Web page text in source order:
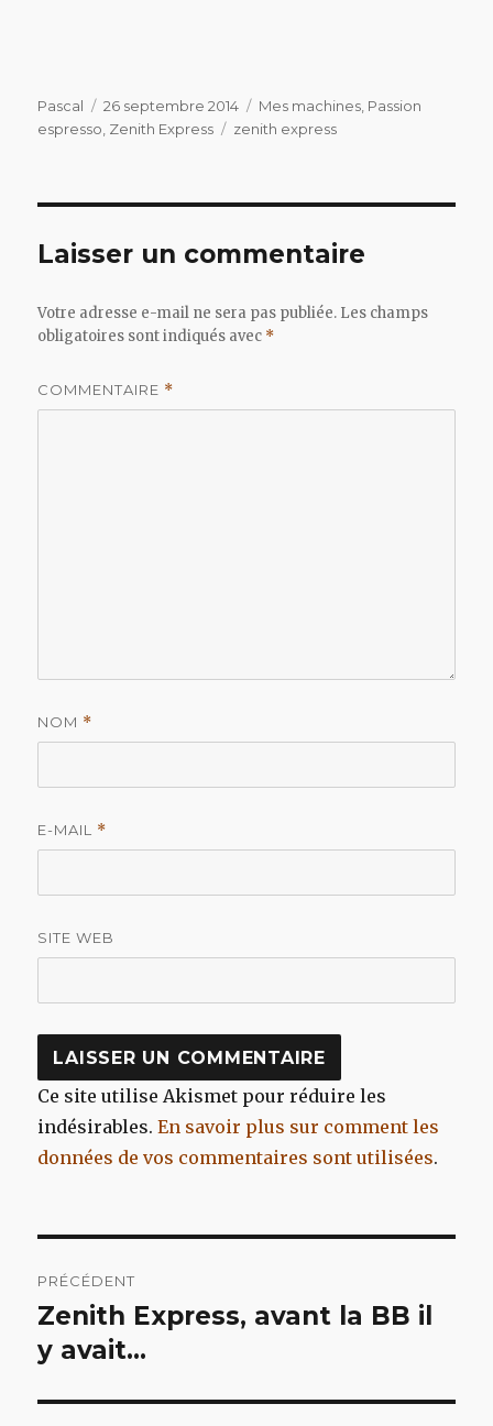
Auteur
Pascal
Publié
le
26 septembre 2014 Catégories
Mes machines Passion
espresso Zenith Express Étiquettes
zenith express
Laisser un commentaire
Votre adresse e-mail ne sera pas publiée. Les champs
obligatoires sont indiqués avec *
COMMENTAIRE *
NOM *
E-MAIL *
SITE WEB
Ce site utilise Akismet pour réduire les
indésirables.En savoir plus sur comment les
données de vos commentaires sont utilisées.
de
l’article
PRÉCÉDENT
Article
précédent :
Zenith Express, avant la BB il
y avait…